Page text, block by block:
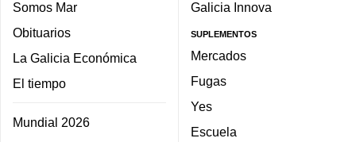
Somos Mar
Obituarios
La Galicia Económica
El tiempo
Mundial 2026
Galicia Innova
SUPLEMENTOS
Mercados
Fugas
Yes
Escuela